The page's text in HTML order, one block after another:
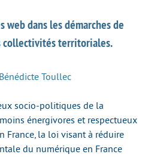
web dans les démarches de
collectivités territoriales.
Bénédicte Toullec
socio-politiques de la
énergivores et respectueux
France, la loi visant à réduire
du numérique en France